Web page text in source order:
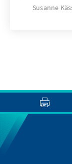
offenen
Parteien für
bedeutend,
müssen sie
gewinnen.
Susanne